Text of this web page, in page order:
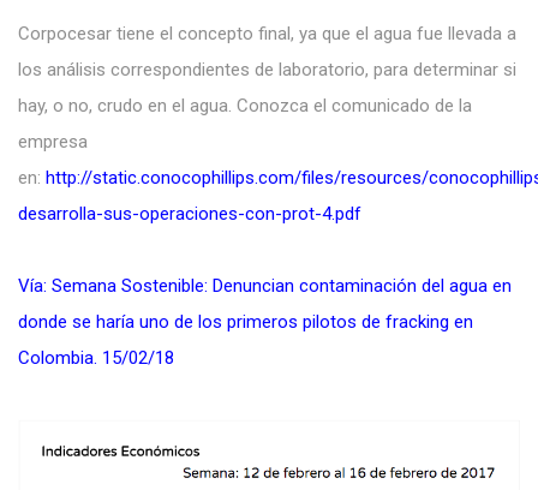
Corpocesar tiene el concepto final, ya que el agua fue llevada a
los análisis correspondientes de laboratorio, para determinar si
hay, o no, crudo en el agua. Conozca el comunicado de la
empresa
en: http://static.conocophillips.com/files/resources/
desarrolla-sus-operaciones-con-prot-4.pdf
Vía: Semana Sostenible: Denuncian contaminación del agua en
donde se haría uno de los primeros pilotos de fracking en
Colombia. 15/02/18